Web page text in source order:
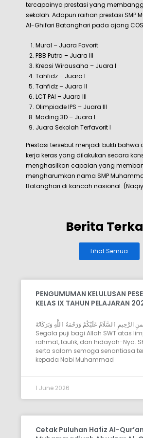
tercapainya prestasi yang
sekolah. Adapun raihan prestasi SMP
Al-Ghifari Batanghari pada ajang
Mural – Juara Favorit
PBB Putra – Juara III
Kreasi Wirausaha – Juara I
Tahfidz – Juara I
Tahfidz – Juara II
LCT PAI – Juara III
Olimpiade IPS – Juara III
Mading 3D – Juara I
Juara Sekolah Terfavorit I
Prestasi tersebut menjadi bukti bahwa
kerja keras yang dilakukan secara
menghasilkan capaian yang
mengharumkan nama SMP
Batanghari di kancah nasional.
Berita
Lihat Semua
PENGUMUMAN KELULUSAN
KELAS IX TAHUN PELAJARAN
الرَّحِيمِ ٱلسَّلَامُ عَلَيْكُمْ وَرَحْمَةُ ٱللَّٰهِ وَبَرَكَاتُهُ
Segala puji bagi Allah SWT atas
rahmat, taufik, dan hidayah-Nya.
serta salam semoga senantiasa
kepada Nabi Muhammad
1 June 2026
Cetak Puluhan Hafiz Al-